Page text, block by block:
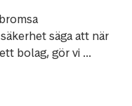
säga att när
bolag, gör vi ...